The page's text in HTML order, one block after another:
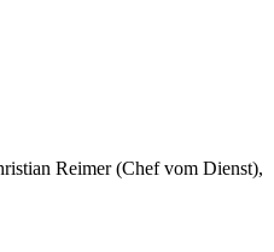
Reimer (Chef vom Dienst),